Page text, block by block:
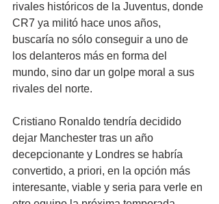
rivales históricos de la Juventus, donde
CR7 ya militó hace unos años,
buscaría no sólo conseguir a uno de
los delanteros más en forma del
mundo, sino dar un golpe moral a sus
rivales del norte.
Cristiano Ronaldo tendría decidido
dejar Manchester tras un año
decepcionante y Londres se habría
convertido, a priori, en la opción más
interesante, viable y seria para verle en